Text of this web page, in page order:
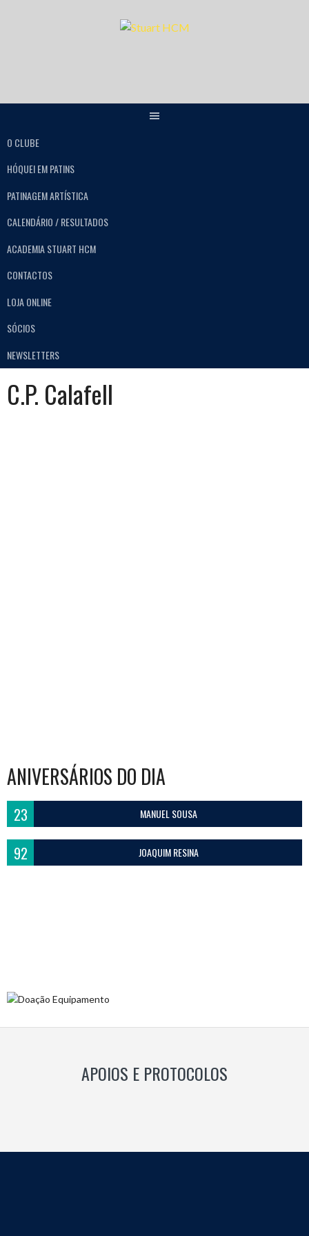
O CLUBE
HÓQUEI EM PATINS
PATINAGEM ARTÍSTICA
CALENDÁRIO / RESULTADOS
ACADEMIA STUART HCM
CONTACTOS
LOJA ONLINE
SÓCIOS
NEWSLETTERS
C.P. Calafell
ANIVERSÁRIOS DO DIA
23 MANUEL SOUSA
92 JOAQUIM RESINA
APOIOS E PROTOCOLOS